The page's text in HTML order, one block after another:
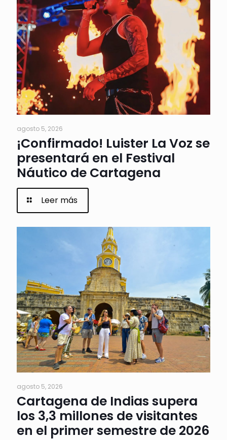
agosto 5, 2026
¡Confirmado! Luister La Voz se
presentará en el Festival
Náutico de Cartagena
Leer más
agosto 5, 2026
Cartagena de Indias supera
los 3,3 millones de visitantes
en el primer semestre de 2026